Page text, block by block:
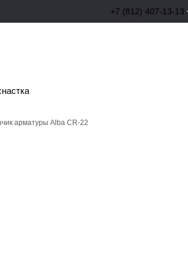
+7 (812) 407-13-13
арматуры Alba CR-22